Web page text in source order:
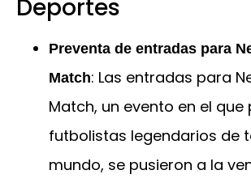
Deportes
Preventa de entradas para
Match: Las entradas para
Match, un evento en el
futbolistas legendarios de
mundo, se pusieron a la